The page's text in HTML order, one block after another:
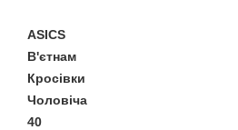
ASICS
В'єтнам
Кросівки
Чоловіча
40